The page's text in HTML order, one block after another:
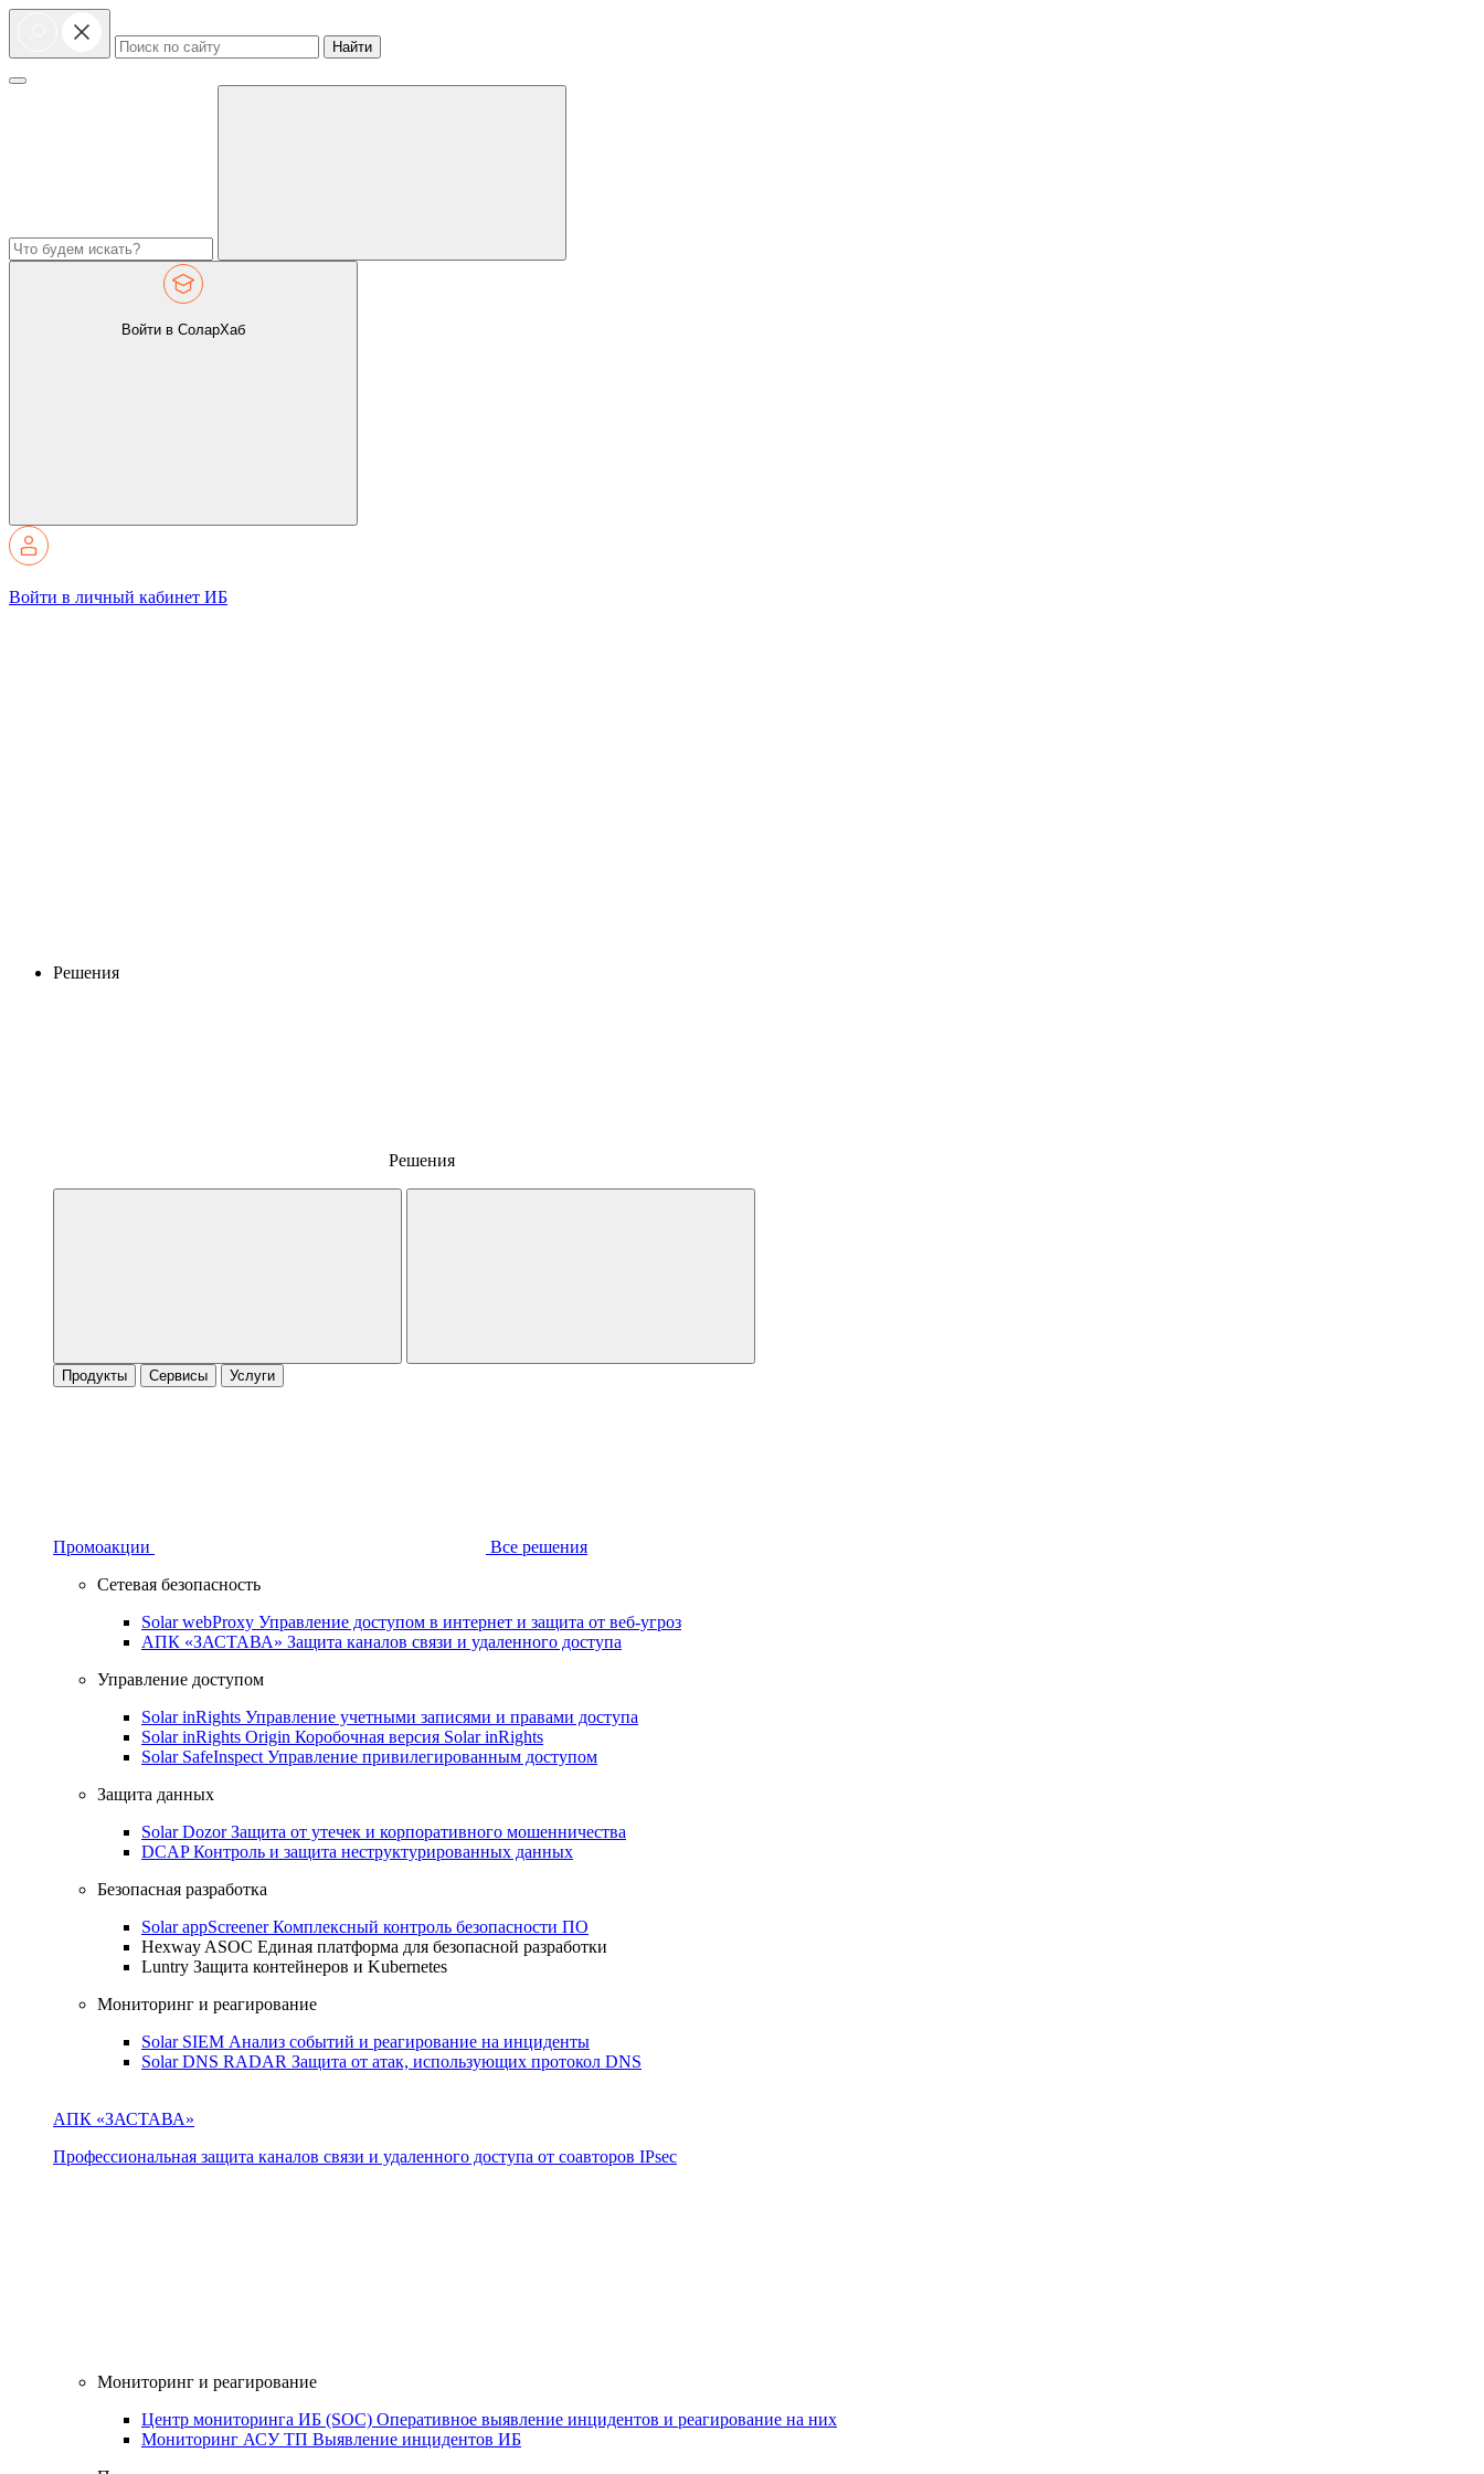
Найти
Войти в СоларХаб
Войти в личный кабинет ИБ
Решения
Решения
Продукты Сервисы Услуги
Промоакции
Все решения
Сетевая безопасность
Solar webProxy Управление доступом в интернет и защита от веб-угроз
АПК «ЗАСТАВА» Защита каналов связи и удаленного доступа
Управление доступом
Solar inRights Управление учетными записями и правами доступа
Solar inRights Origin Коробочная версия Solar inRights
Solar SafeInspect Управление привилегированным доступом
Защита данных
Solar DozorЗащита от утечек и корпоративного мошенничества
DCAPКонтроль и защита неструктурированных данных
Безопасная разработка
Solar appScreenerКомплексный контроль безопасности ПО
Hexway ASOC Единая платформа для безопасной разработки
Luntry Защита контейнеров и Kubernetes
Мониторинг и реагирование
Solar SIEM Анализ событий и реагирование на инциденты
Solar DNS RADAR Защита от атак, использующих протокол DNS
АПК «ЗАСТАВА»
Профессиональная защита каналов связи и удаленного доступа от соавторов IPsec
Мониторинг и реагирование
Центр мониторинга ИБ (SOC) Оперативное выявление инцидентов и реагирование на них
Мониторинг АСУ ТП Выявление инцидентов ИБ